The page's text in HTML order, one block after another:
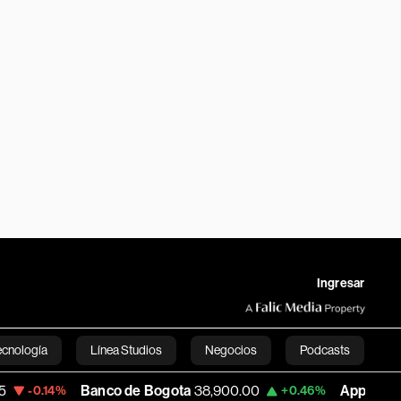
Ingresar
Línea Studios Negocios Podcasts
English
Banco de Bogota 38,900.00 +0.46% Apple 313.305